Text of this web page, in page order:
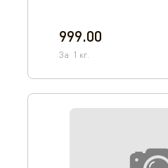
999.00
За 1 кг.